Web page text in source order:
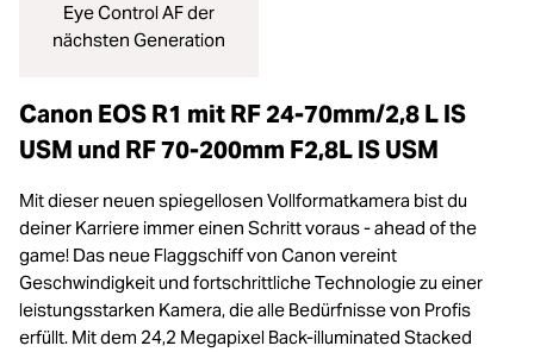
Eye Control AF der
nächsten Generation
Canon EOS R1 mit RF 24-70mm/2,8 L IS
USM und RF 70-200mm F2,8L IS USM
Mit dieser neuen spiegellosen Vollformatkamera bist du
deiner Karriere immer einen Schritt voraus - ahead of the
game! Das neue Flaggschiff von Canon vereint
Geschwindigkeit und fortschrittliche Technologie zu einer
leistungsstarken Kamera, die alle Bedürfnisse von Profis
erfüllt. Mit dem 24,2 Megapixel Back-illuminated Stacked